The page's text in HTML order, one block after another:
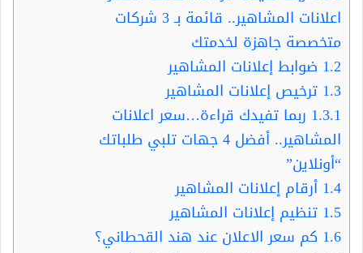
اعلانات المشاهير.. قائمة بـ 3 شركات
متخصصة جاهزة لخدمتك
1.2 ضوابط إعلانات المشاهير
1.3 ترخيص إعلانات المشاهير
1.3.1 ربما تفيدك قراءة…سعر اعلانات
المشاهير.. أفضل 4 جهات تلبي طلباتك
“أونلاين”
1.4 أرقام إعلانات المشاهير
1.5 تنظيم إعلانات المشاهير
1.6 كم سعر الاعلان عند هند القحطاني؟